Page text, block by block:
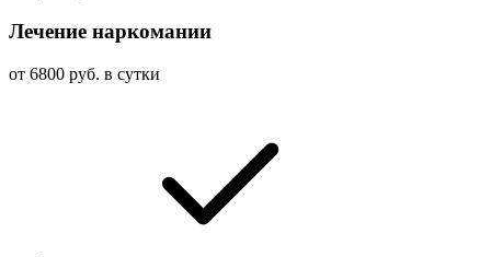
Лечение наркомании
от 6800 руб. в сутки